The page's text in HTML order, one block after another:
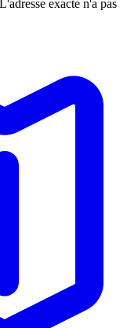
exacte n'a pas